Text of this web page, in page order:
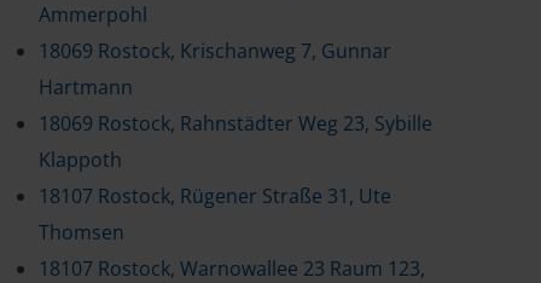
Ammerpohl
18069 Rostock, Krischanweg 7, Gunnar
Hartmann
18069 Rostock, Rahnstädter Weg 23, Sybille
Klappoth
18107 Rostock, Rügener Straße 31, Ute
Thomsen
18107 Rostock, Warnowallee 23 Raum 123,